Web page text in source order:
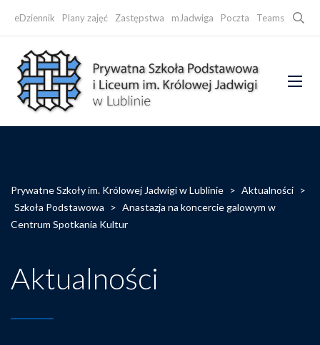
eDziennik Plany zajęć Zastępstwa mJadwiga Poczta Teams
Prywatne Szkoły im. Królowej Jadwigi w Lublinie > Aktualności >
Szkoła Podstawowa
> Anastazja na koncercie galowym w
Centrum Spotkania Kultur
Aktualności